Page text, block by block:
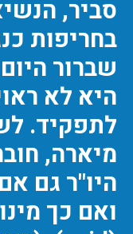
סביר,
בחריפות
שברור
היא לא
לתפקיד.
מיארה,
היו"ר גם
ואם כך